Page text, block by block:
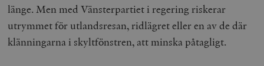
länge. Men med Vänsterpartiet i regering riskerar
utrymmet för utlandsresan, ridlägret eller en av de där
klänningarna i skyltfönstren, att minska påtagligt.